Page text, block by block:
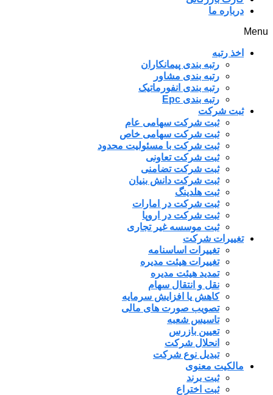
درباره ما
Menu
اخذ رتبه
رتبه بندی پیمانکاران
رتبه بندی مشاور
رتبه بندی انفورماتیک
رتبه بندی Epc
ثبت شرکت
ثبت شرکت سهامی عام
ثبت شرکت سهامی خاص
ثبت شرکت با مسئولیت محدود
ثبت شرکت تعاونی
ثبت شرکت تضامنی
ثبت شرکت دانش بنیان
ثبت هلدینگ
ثبت شرکت در امارات
ثبت شرکت در اروپا
ثبت موسسه غیر تجاری
تغییرات شرکت
تغییرات اساسنامه
تغییرات هیئت مدیره
تمدید هیئت مدیره
نقل و انتقال سهام
کاهش یا افزایش سرمایه
تصویب صورت های مالی
تاسیس شعبه
تعیین بازرس
انحلال شرکت
تبدیل نوع شرکت
مالکیت معنوی
ثبت برند
ثبت اختراع